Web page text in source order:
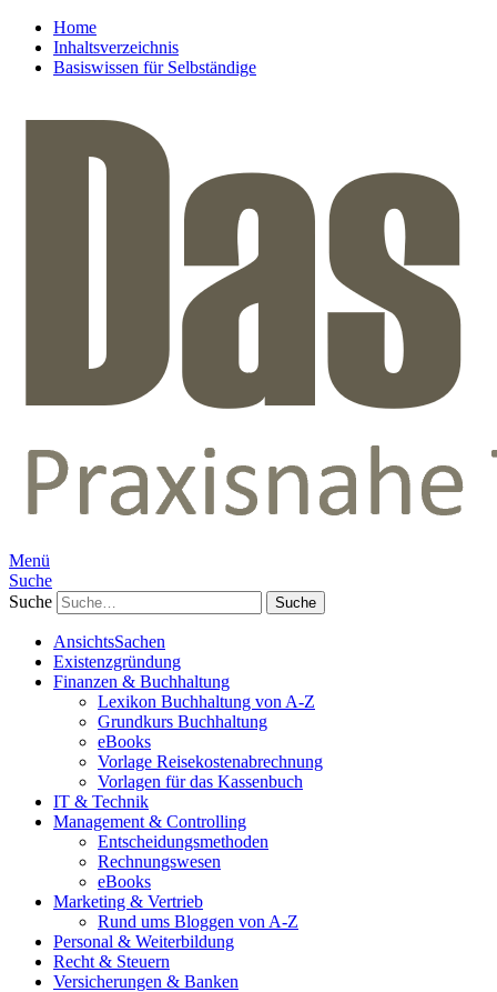
Home
Inhaltsverzeichnis
Basiswissen für Selbständige
Menü
Suche
Suche
AnsichtsSachen
Existenzgründung
Finanzen & Buchhaltung
Lexikon Buchhaltung von A-Z
Grundkurs Buchhaltung
eBooks
Vorlage Reisekostenabrechnung
Vorlagen für das Kassenbuch
IT & Technik
Management & Controlling
Entscheidungsmethoden
Rechnungswesen
eBooks
Marketing & Vertrieb
Rund ums Bloggen von A-Z
Personal & Weiterbildung
Recht & Steuern
Versicherungen & Banken